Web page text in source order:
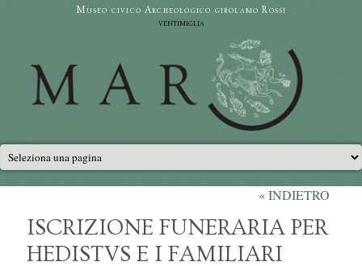
Salta al contenuto principaleMuseo civico Archeologico girolamo Rossi
ventimiglia
Menu principale « INDIETRO
ISCRIZIONE FUNERARIA PER
HEDISTVS E I FAMILIARI